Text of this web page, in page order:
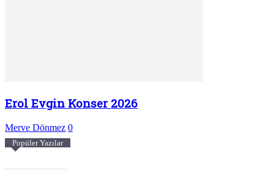
Erol Evgin Konser 2026
Merve Dönmez 0
Popüler Yazılar